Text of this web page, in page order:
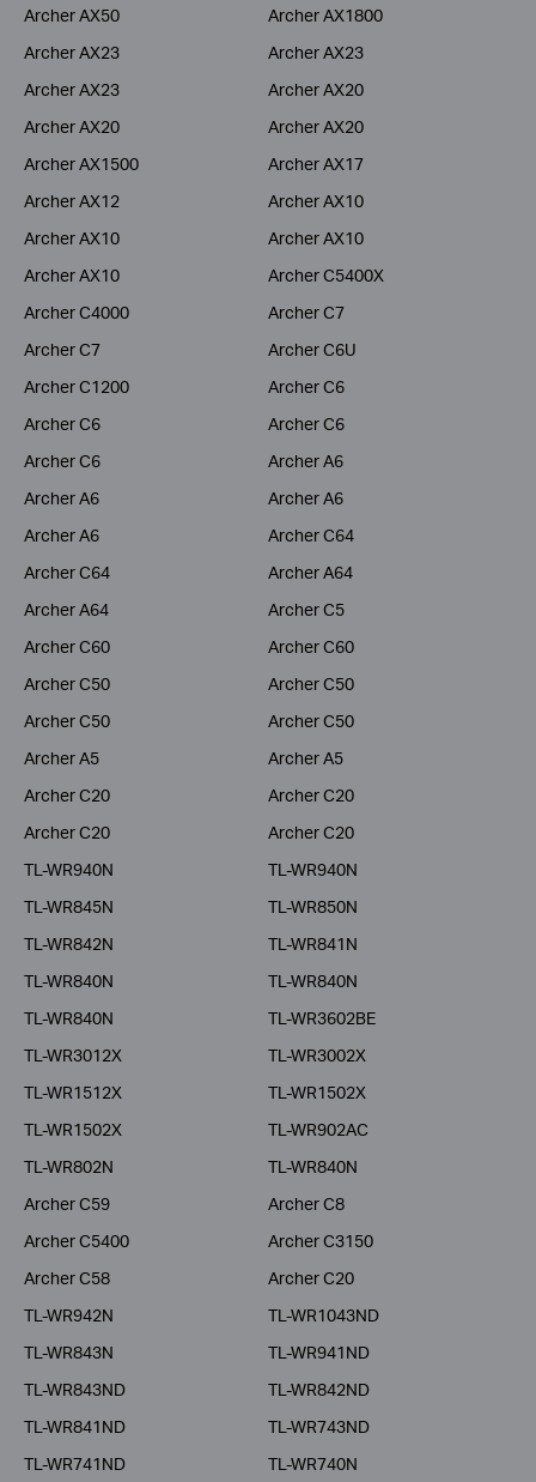
Archer AX50
Archer AX1800
Archer AX23
Archer AX23
Archer AX23
Archer AX20
Archer AX20
Archer AX20
Archer AX1500
Archer AX17
Archer AX12
Archer AX10
Archer AX10
Archer AX10
Archer AX10
Archer C5400X
Archer C4000
Archer C7
Archer C7
Archer C6U
Archer C1200
Archer C6
Archer C6
Archer C6
Archer C6
Archer A6
Archer A6
Archer A6
Archer A6
Archer C64
Archer C64
Archer A64
Archer A64
Archer C5
Archer C60
Archer C60
Archer C50
Archer C50
Archer C50
Archer C50
Archer A5
Archer A5
Archer C20
Archer C20
Archer C20
Archer C20
TL-WR940N
TL-WR940N
TL-WR845N
TL-WR850N
TL-WR842N
TL-WR841N
TL-WR840N
TL-WR840N
TL-WR840N
TL-WR3602BE
TL-WR3012X
TL-WR3002X
TL-WR1512X
TL-WR1502X
TL-WR1502X
TL-WR902AC
TL-WR802N
TL-WR840N
Archer C59
Archer C8
Archer C5400
Archer C3150
Archer C58
Archer C20
TL-WR942N
TL-WR1043ND
TL-WR843N
TL-WR941ND
TL-WR843ND
TL-WR842ND
TL-WR841ND
TL-WR743ND
TL-WR741ND
TL-WR740N